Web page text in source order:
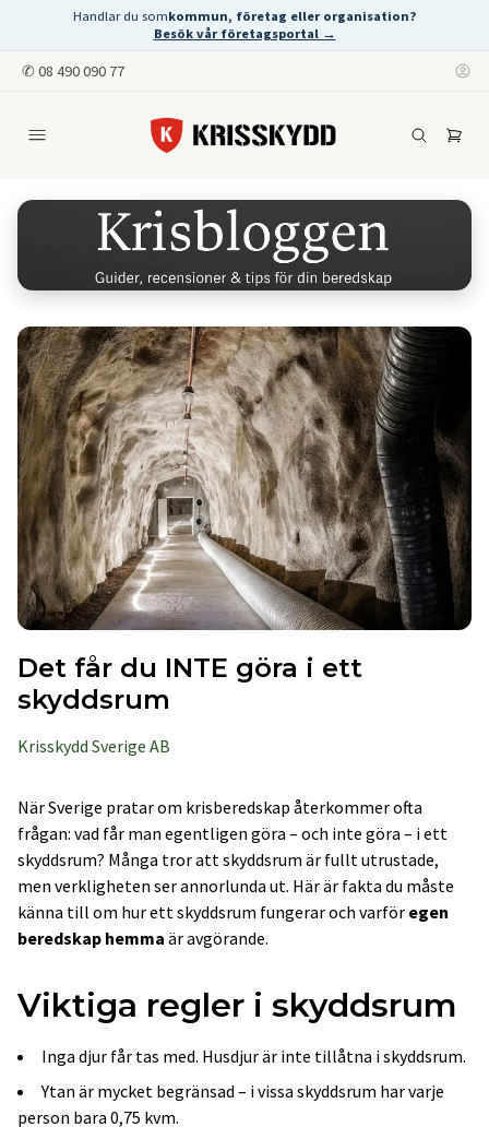
Handlar du somkommun, företag eller organisation?
Besök vår företagsportal →
✆ 08 490 090 77
Det får du INTE göra i ett
skyddsrum
Krisskydd Sverige AB
När Sverige pratar om krisberedskap återkommer ofta
frågan: vad får man egentligen göra – och inte göra – i ett
skyddsrum? Många tror att skyddsrum är fullt utrustade,
men verkligheten ser annorlunda ut. Här är fakta du måste
känna till om hur ett skyddsrum fungerar och varför egen
beredskap hemma är avgörande.
Viktiga regler i skyddsrum
Inga djur får tas med. Husdjur är inte tillåtna i skyddsrum.
Ytan är mycket begränsad – i vissa skyddsrum har varje
person bara 0,75 kvm.